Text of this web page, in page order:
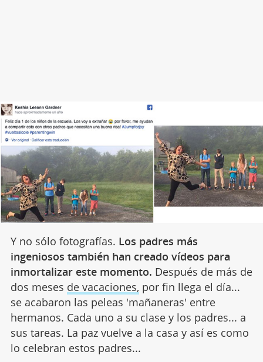
Y no sólo fotografías. Los padres más
ingeniosos también han creado vídeos para
inmortalizar este momento. Después de más de
dos meses de vacaciones, por fin llega el día...
se acabaron las peleas 'mañaneras' entre
hermanos. Cada uno a su clase y los padres... a
sus tareas. La paz vuelve a la casa y así es como
lo celebran estos padres...